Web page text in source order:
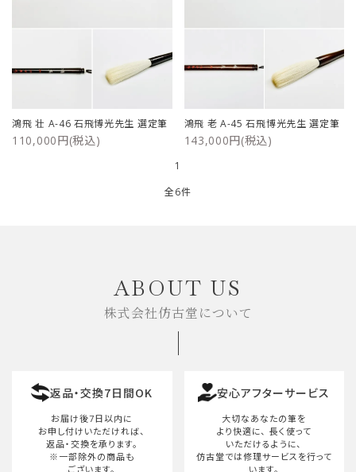
鴻飛 壮 A-46 石飛博光先生 選定筆
110,000円(税込)
鴻飛 老 A-45 石飛博光先生 選定筆
143,000円(税込)
1
全6件
検索する
ABOUT US
株式会社仿古堂について
返品・交換7日間OK
お届け後7日以内に
お申し付けいただければ、
返品・交換を承ります。
※一部除外の商品も
ございます。
安心アフターサービス
大切なあなたの筆を
より快適に、 長く使って
いただけるように、
仿古堂では修理サービスを行って
います。